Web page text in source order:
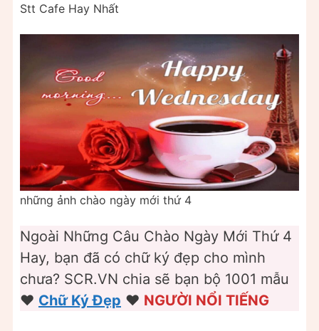
Stt Cafe Hay Nhất
những ảnh chào ngày mới thứ 4
Ngoài Những Câu Chào Ngày Mới Thứ 4
Hay, bạn đã có chữ ký đẹp cho mình
chưa? SCR.VN chia sẽ bạn bộ 1001 mẫu
❤️ Chữ Ký Đẹp ❤️ NGƯỜI NỔI TIẾNG